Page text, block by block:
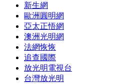
新生網
歐洲圓明網
亞太正悟網
澳洲光明網
法網恢恢
追查國際
放光明電視台
台灣放光明